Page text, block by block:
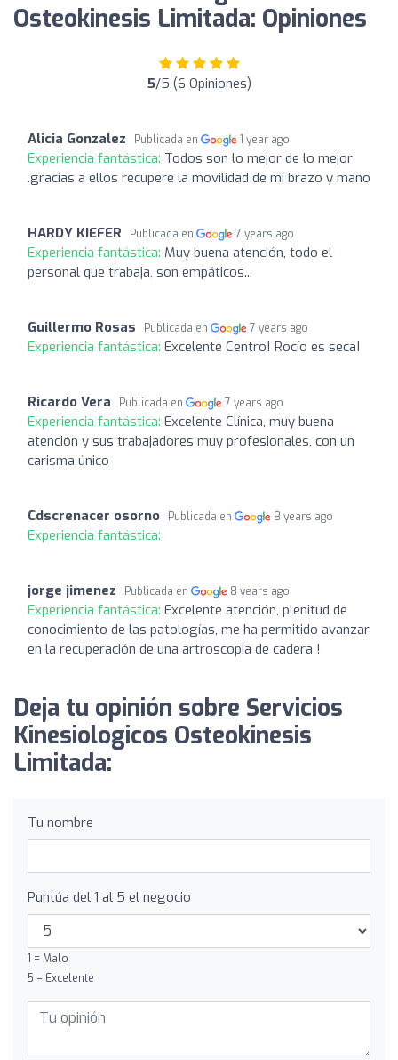
Osteokinesis Limitada: Opiniones
5/5 (6 Opiniones)
Alicia Gonzalez Publicada en 1 year ago
Experiencia fantástica: Todos son lo mejor de lo mejor
.gracias a ellos recupere la movilidad de mi brazo y mano
HARDY KIEFER Publicada en 7 years ago
Experiencia fantástica: Muy buena atención, todo el
personal que trabaja, son empáticos...
Guillermo Rosas Publicada en 7 years ago
Experiencia fantástica: Excelente Centro! Rocío es seca!
Ricardo Vera Publicada en 7 years ago
Experiencia fantástica: Excelente Clínica, muy buena
atención y sus trabajadores muy profesionales, con un
carisma único
Cdscrenacer osorno Publicada en 8 years ago
Experiencia fantástica:
jorge jimenez Publicada en 8 years ago
Experiencia fantástica: Excelente atención, plenitud de
conocimiento de las patologías, me ha permitido avanzar
en la recuperación de una artroscopia de cadera !
Deja tu opinión sobre Servicios
Kinesiologicos Osteokinesis
Limitada:
Tu nombre
Puntúa del 1 al 5 el negocio
1 = Malo
5 = Excelente